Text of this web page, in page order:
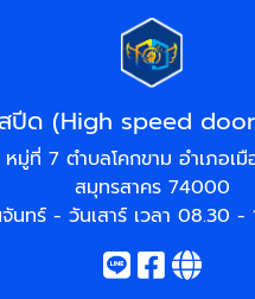
สปีด (High speed
มู่ที่ 7 ตำบลโคกขาม อำเภอเ
สมุทรสาคร 74000
นทร์ - วันเสาร์ เวลา 08.30 -